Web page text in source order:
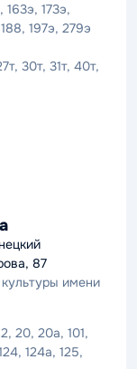
163э, 173э,
197э, 279э
30т, 31т, 40т,
87
имени
20, 20а, 101,
124а, 125,